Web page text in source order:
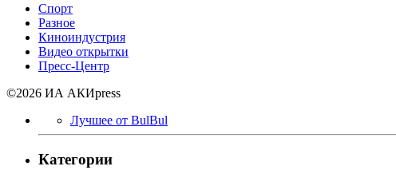
Спорт
Разное
Киноиндустрия
Видео открытки
Пресс-Центр
©2026 ИА АКИpress
Лучшее от BulBul
Категории